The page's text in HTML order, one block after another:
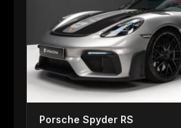
Porsche Spyder RS